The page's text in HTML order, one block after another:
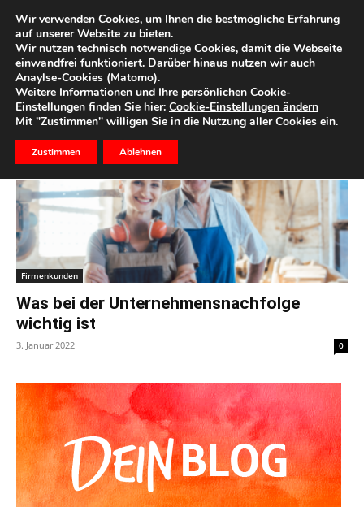
Start Schlagworte Nachfolge
Schlagwort: nachfolge
Firmenkunden
Was bei der Unternehmensnachfolge
wichtig ist
3. Januar 2022 0
Wir verwenden Cookies, um Ihnen die bestmögliche Erfahrung
auf unserer Website zu bieten.
Wir nutzen technisch notwendige Cookies, damit die Webseite
einwandfrei funktioniert. Darüber hinaus nutzen wir auch
Anaylse-Cookies (Matomo).
Weitere Informationen und Ihre persönlichen Cookie-
Einstellungen finden Sie hier: Cookie-Einstellungen ändern
Mit "Zustimmen" willigen Sie in die Nutzung aller Cookies ein.
Zustimmen Ablehnen